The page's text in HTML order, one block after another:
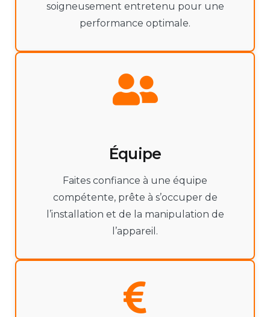
soigneusement entretenu pour une
performance optimale.
Équipe
Faites confiance à une équipe
compétente, prête à s’occuper de
l’installation et de la manipulation de
l’appareil.